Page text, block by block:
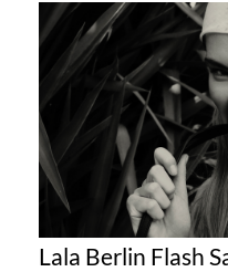
Lala Berlin Flash